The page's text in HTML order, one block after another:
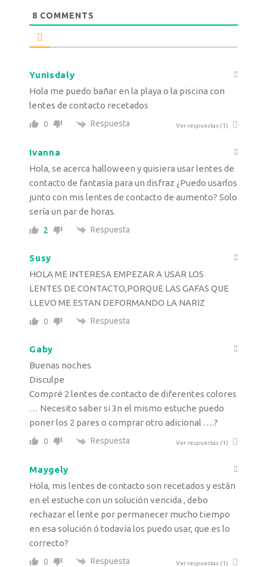
8 COMMENTS
Yunisdaly
Hola me puedo bañar en la playa o la piscina con
lentes de contacto recetados
0 Respuesta Ver respuestas (1)
Ivanna
Hola, se acerca halloween y quisiera usar lentes de
contacto de fantasía para un disfraz ¿Puedo usarlos
junto con mis lentes de contacto de aumento? Solo
sería un par de horas.
2 Respuesta
Susy
HOLA ME INTERESA EMPEZAR A USAR LOS
LENTES DE CONTACTO,PORQUE LAS GAFAS QUE
LLEVO ME ESTAN DEFORMANDO LA NARIZ
0 Respuesta
Gaby
Buenas noches
Disculpe
Compré 2 lentes de contacto de diferentes colores
… Necesito saber si 3n el mismo estuche puedo
poner los 2 pares o comprar otro adicional ….?
0 Respuesta Ver respuestas (1)
Maygely
Hola, mis lentes de contacto son recetados y están
en el estuche con un solución vencida , debo
rechazar el lente por permanecer mucho tiempo
en esa solución ó todavía los puedo usar, que es lo
correcto?
0 Respuesta Ver respuestas (1)